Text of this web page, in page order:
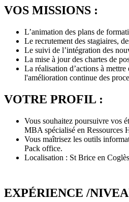
VOS MISSIONS :
L’animation des plans de
Le recrutement des stagiaires,
Le suivi de l’intégration des
La mise à jour des chartes de
La réalisation d’actions à mettre
l'amélioration continue des
VOTRE PROFIL :
Vous souhaitez poursuivre vos
MBA spécialisé en Ressources
Vous maîtrisez les outils
Pack office.
Localisation : St Brice en
EXPÉRIENCE /